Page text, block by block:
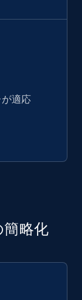
適応
略化